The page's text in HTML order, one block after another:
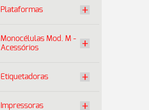
Plataformas
Monocélulas Mod. M -
Acessórios
Etiquetadoras
Impressoras